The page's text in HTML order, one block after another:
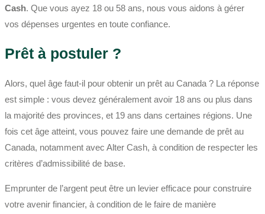
Cash. Que vous ayez 18 ou 58 ans, nous vous aidons à gérer
vos dépenses urgentes en toute confiance.
Prêt à postuler ?
Alors, quel âge faut-il pour obtenir un prêt au Canada ? La réponse
est simple : vous devez généralement avoir 18 ans ou plus dans
la majorité des provinces, et 19 ans dans certaines régions. Une
fois cet âge atteint, vous pouvez faire une demande de prêt au
Canada, notamment avec Alter Cash, à condition de respecter les
critères d’admissibilité de base.
Emprunter de l’argent peut être un levier efficace pour construire
votre avenir financier, à condition de le faire de manière